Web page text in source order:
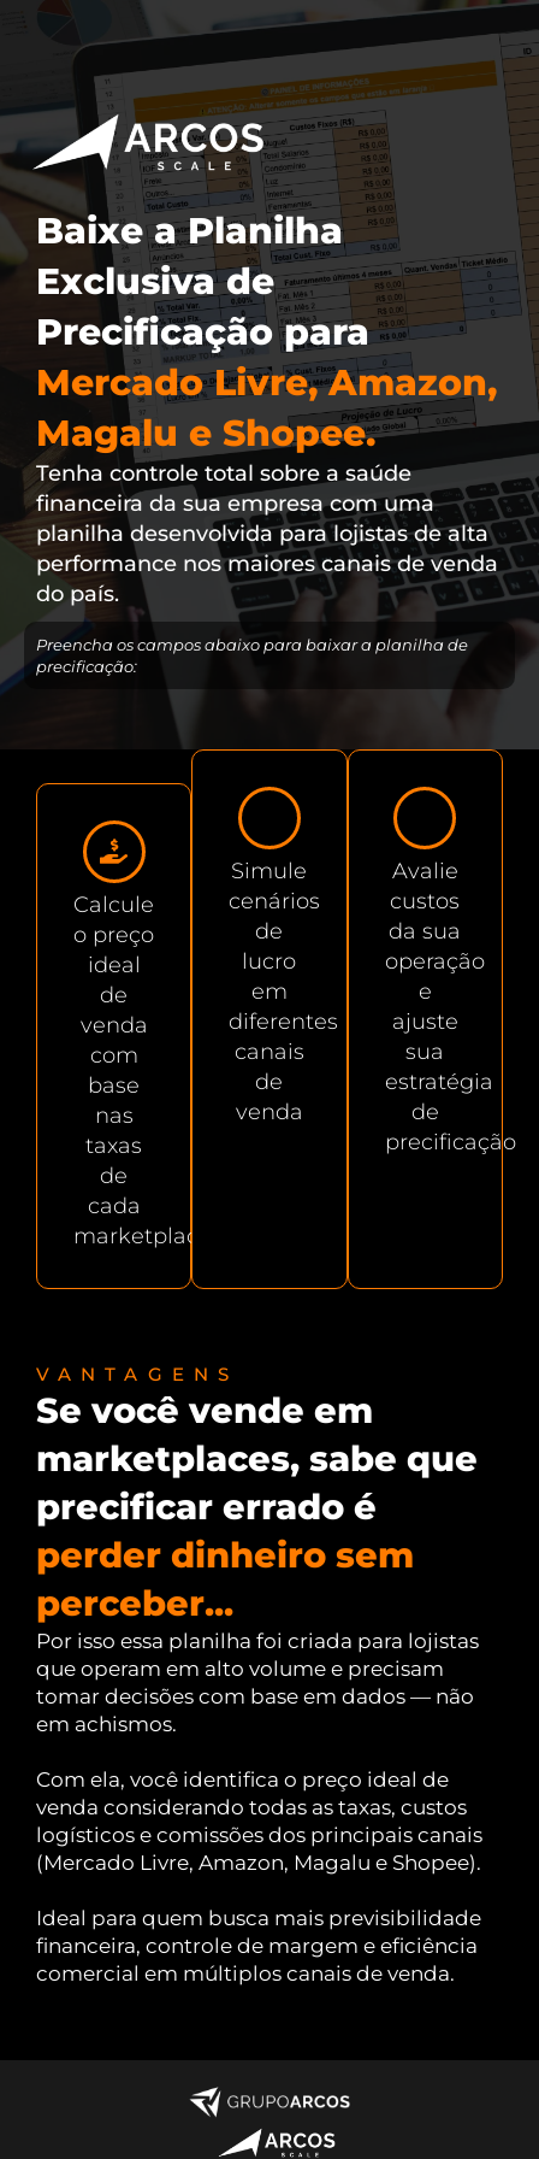
Baixe a Planilha
Exclusiva de
Precificação para
Mercado Livre, Amazon,
Magalu e Shopee.
Tenha controle total sobre a saúde
financeira da sua empresa com uma
planilha desenvolvida para lojistas de alta
performance nos maiores canais de venda
do país.
Preencha os campos abaixo para baixar a planilha de
precificação:
Calcule
o preço
ideal
de
venda
com
base
nas
taxas
de
cada
marketplace
Simule
cenários
de
lucro
em
diferentes
canais
de
venda
Avalie
custos
da sua
operação
e
ajuste
sua
estratégia
de
precificação
VANTAGENS
Se você vende em
marketplaces, sabe que
precificar errado é
perder dinheiro sem
perceber...
Por isso essa planilha foi criada para lojistas
que operam em alto volume e precisam
tomar decisões com base em dados — não
em achismos.
Com ela, você identifica o preço ideal de
venda considerando todas as taxas, custos
logísticos e comissões dos principais canais
(Mercado Livre, Amazon, Magalu e Shopee).
Ideal para quem busca mais previsibilidade
financeira, controle de margem e eficiência
comercial em múltiplos canais de venda.